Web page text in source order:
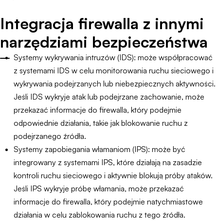
Integracja firewalla z innymi
narzędziami bezpieczeństwa
Systemy wykrywania intruzów (IDS): może współpracować
z systemami IDS w celu monitorowania ruchu sieciowego i
wykrywania podejrzanych lub niebezpiecznych aktywności.
Jeśli IDS wykryje atak lub podejrzane zachowanie, może
przekazać informacje do firewalla, który podejmie
odpowiednie działania, takie jak blokowanie ruchu z
podejrzanego źródła.
Systemy zapobiegania włamaniom (IPS): może być
integrowany z systemami IPS, które działają na zasadzie
kontroli ruchu sieciowego i aktywnie blokują próby ataków.
Jeśli IPS wykryje próbę włamania, może przekazać
informacje do firewalla, który podejmie natychmiastowe
działania w celu zablokowania ruchu z tego źródła.